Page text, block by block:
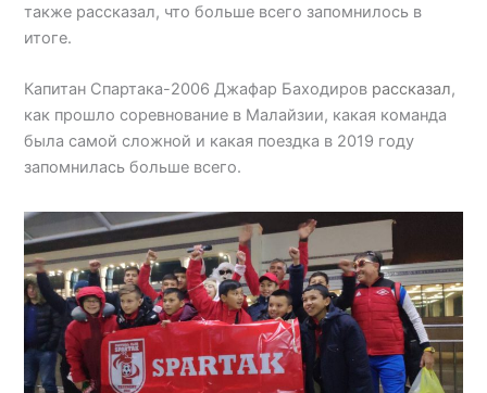
также рассказал, что больше всего запомнилось в
итоге.
Капитан Спартака-2006 Джафар Баходиров рассказал,
как прошло соревнование в Малайзии, какая команда
была самой сложной и какая поездка в 2019 году
запомнилась больше всего.